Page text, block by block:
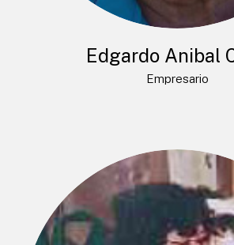
Edgardo Anibal
Empresario